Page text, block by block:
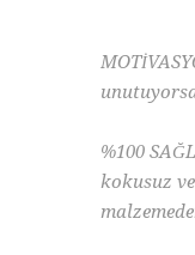
%100
kokusuz